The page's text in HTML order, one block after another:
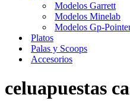
Modelos Garrett
Modelos Minelab
Modelos Gp-
Platos
Palas y Scoops
Accesorios
celuapuestas